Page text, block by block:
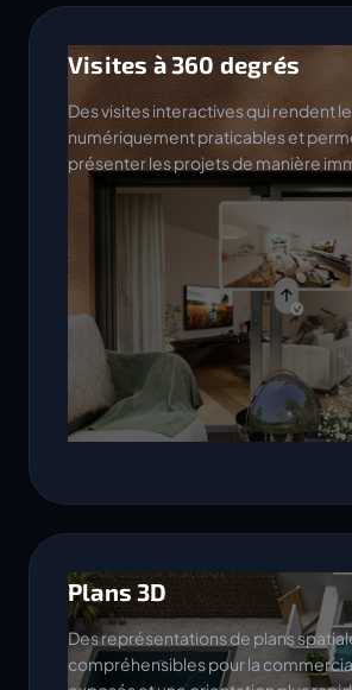
Visites à 360 degrés
Des visites interactives qui rendent
numériquement praticables et
présenter les projets de manière
Plans 3D
Des représentations de plans
compréhensibles pour la